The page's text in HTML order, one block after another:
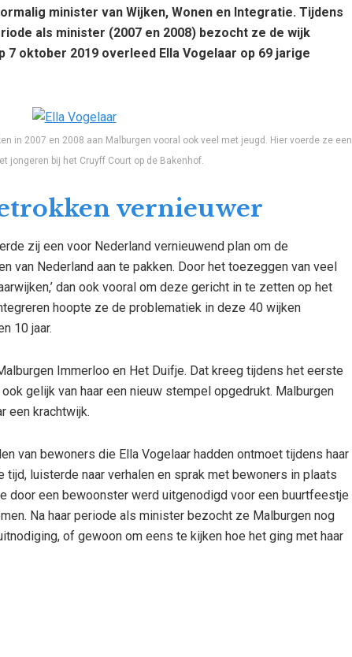
minister van Wijken, Wonen en Integratie. Tijdens
als minister (2007 en 2008) bezocht ze de wijk
7 oktober 2019 overleed Ella Vogelaar op 69 jarige
in 2007 en 2008 aan Malburgen vooral ook veel met jeugd. Hier voerde ze een
jongeren bij het Cruyff Court op de Bakenhof.
vernieuwer
zij een voor Nederland vernieuwend plan om de
van Nederland aan te pakken. Door het toezeggen van veel
dan ook vooral om deze gericht in te zetten op het
hoopte ze de problematiek in deze 40 wijken
10 jaar.
Immerloo en Het Duifje. Dat kreeg tijdens het eerste
gelijk van haar een nieuw stempel opgedrukt. Malburgen
een krachtwijk.
van bewoners die Ella Vogelaar hadden ontmoet tijdens haar
tijd, luisterde naar verhalen en sprak met bewoners in plaats
door een bewoonster werd uitgenodigd voor een buurtfeestje
Na haar periode als minister bezocht ze Malburgen nog
of gewoon om eens te kijken hoe het ging met haar